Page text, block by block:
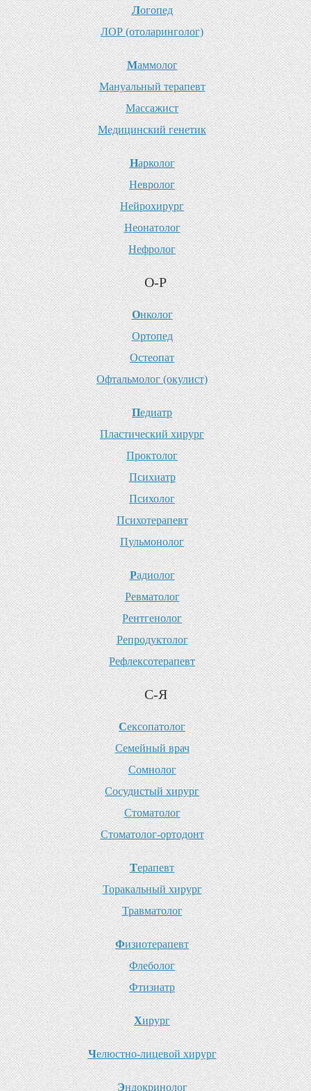
Логопед
ЛОР (отоларинголог)
Маммолог
Мануальный терапевт
Массажист
Медицинский генетик
Нарколог
Невролог
Нейрохирург
Неонатолог
Нефролог
О-Р
Онколог
Ортопед
Остеопат
Офтальмолог (окулист)
Педиатр
Пластический хирург
Проктолог
Психиатр
Психолог
Психотерапевт
Пульмонолог
Радиолог
Ревматолог
Рентгенолог
Репродуктолог
Рефлексотерапевт
С-Я
Сексопатолог
Семейный врач
Сомнолог
Сосудистый хирург
Стоматолог
Стоматолог-ортодонт
Терапевт
Торакальный хирург
Травматолог
Физиотерапевт
Флеболог
Фтизиатр
Хирург
Челюстно-лицевой хирург
Эндокринолог